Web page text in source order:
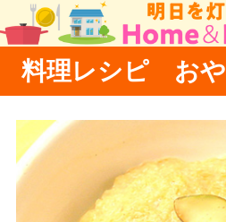
料理レシピ おや